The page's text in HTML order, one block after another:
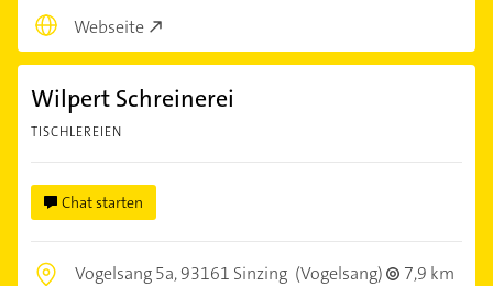
Webseite
Wilpert Schreinerei
TISCHLEREIEN
Chat starten
Vogelsang 5a,93161 Sinzing (Vogelsang)
7,9 km